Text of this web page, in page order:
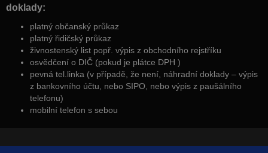
doklady:
platný občanský průkaz
platný řidičský průkaz
živnostenský list popř. výpis z obchodního rejstříku
osvědčení o DIČ (pokud je plátce DPH )
pevná tel.linka (v případě, že není, náhradní doklady – výpis
z bankovního účtu, nebo SIPO, nebo výpis z paušálního
telefonu)
mobilní telefon s sebou